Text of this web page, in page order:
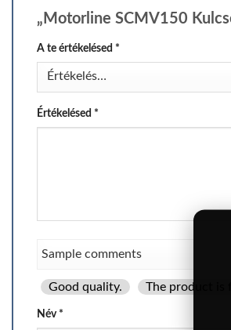
„Motorline SCMV150
A te értékelésed *
Értékelésed *
Good quality. The product is
Név *